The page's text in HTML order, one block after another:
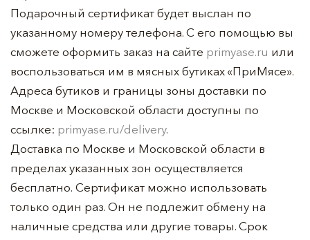
Подарочный сертификат будет выслан по
указанному номеру телефона. С его помощью вы
сможете оформить заказ на сайте primyase.ru или
воспользоваться им в мясных бутиках «ПриМясе».
Адреса бутиков и границы зоны доставки по
Москве и Московской области доступны по
ссылке: primyase.ru/delivery.
Доставка по Москве и Московской области в
пределах указанных зон осуществляется
бесплатно. Сертификат можно использовать
только один раз. Он не подлежит обмену на
наличные средства или другие товары. Срок